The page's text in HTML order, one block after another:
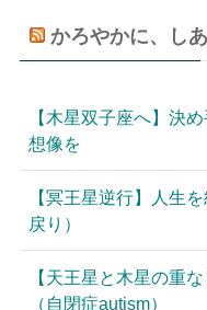
かろやかに、しあ
【木星双子座へ】決
想像を
【冥王星逆行】人生
戻り）
【天王星と木星の重
（自閉症autism）